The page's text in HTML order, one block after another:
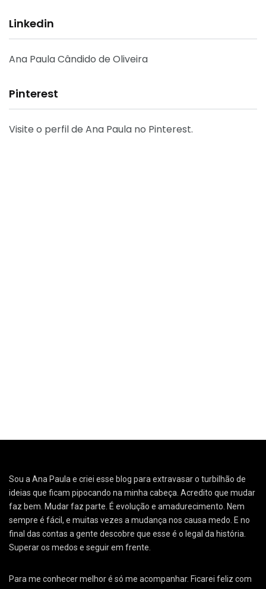
Linkedin
Ana Paula Cândido de Oliveira
Pinterest
Visite o perfil de Ana Paula no Pinterest.
Sou a Ana Paula e criei esse blog para extravasar o turbilhão de
ideias que ficam pipocando na minha cabeça. Acredito que mudar
faz bem. Mudar faz parte. É evolução e amadurecimento. Nem
sempre é fácil, e muitas vezes a mudança nos causa medo. E no
final das contas a gente descobre que esse é o legal da história.
Superar os medos e seguir em frente.
Para me conhecer melhor é só me acompanhar. Ficarei feliz com